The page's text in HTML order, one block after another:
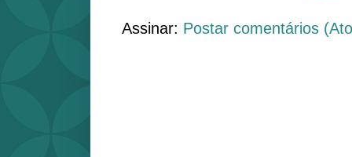
Assinar: Postar comentários